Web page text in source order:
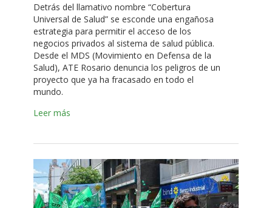
Detrás del llamativo nombre “Cobertura
Universal de Salud” se esconde una engañosa
estrategia para permitir el acceso de los
negocios privados al sistema de salud pública.
Desde el MDS (Movimiento en Defensa de la
Salud), ATE Rosario denuncia los peligros de un
proyecto que ya ha fracasado en todo el
mundo.
Leer más